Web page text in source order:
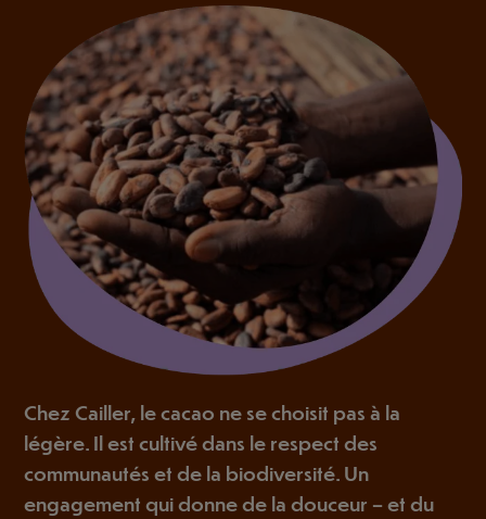
Chez Cailler, le cacao ne se choisit pas à la
légère. Il est cultivé dans le respect des
communautés et de la biodiversité. Un
engagement qui donne de la douceur – et du